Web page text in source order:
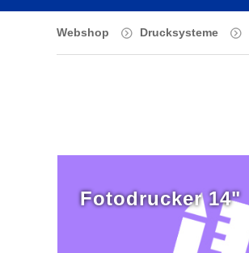
Webshop Drucksysteme
Fotodrucker 14"